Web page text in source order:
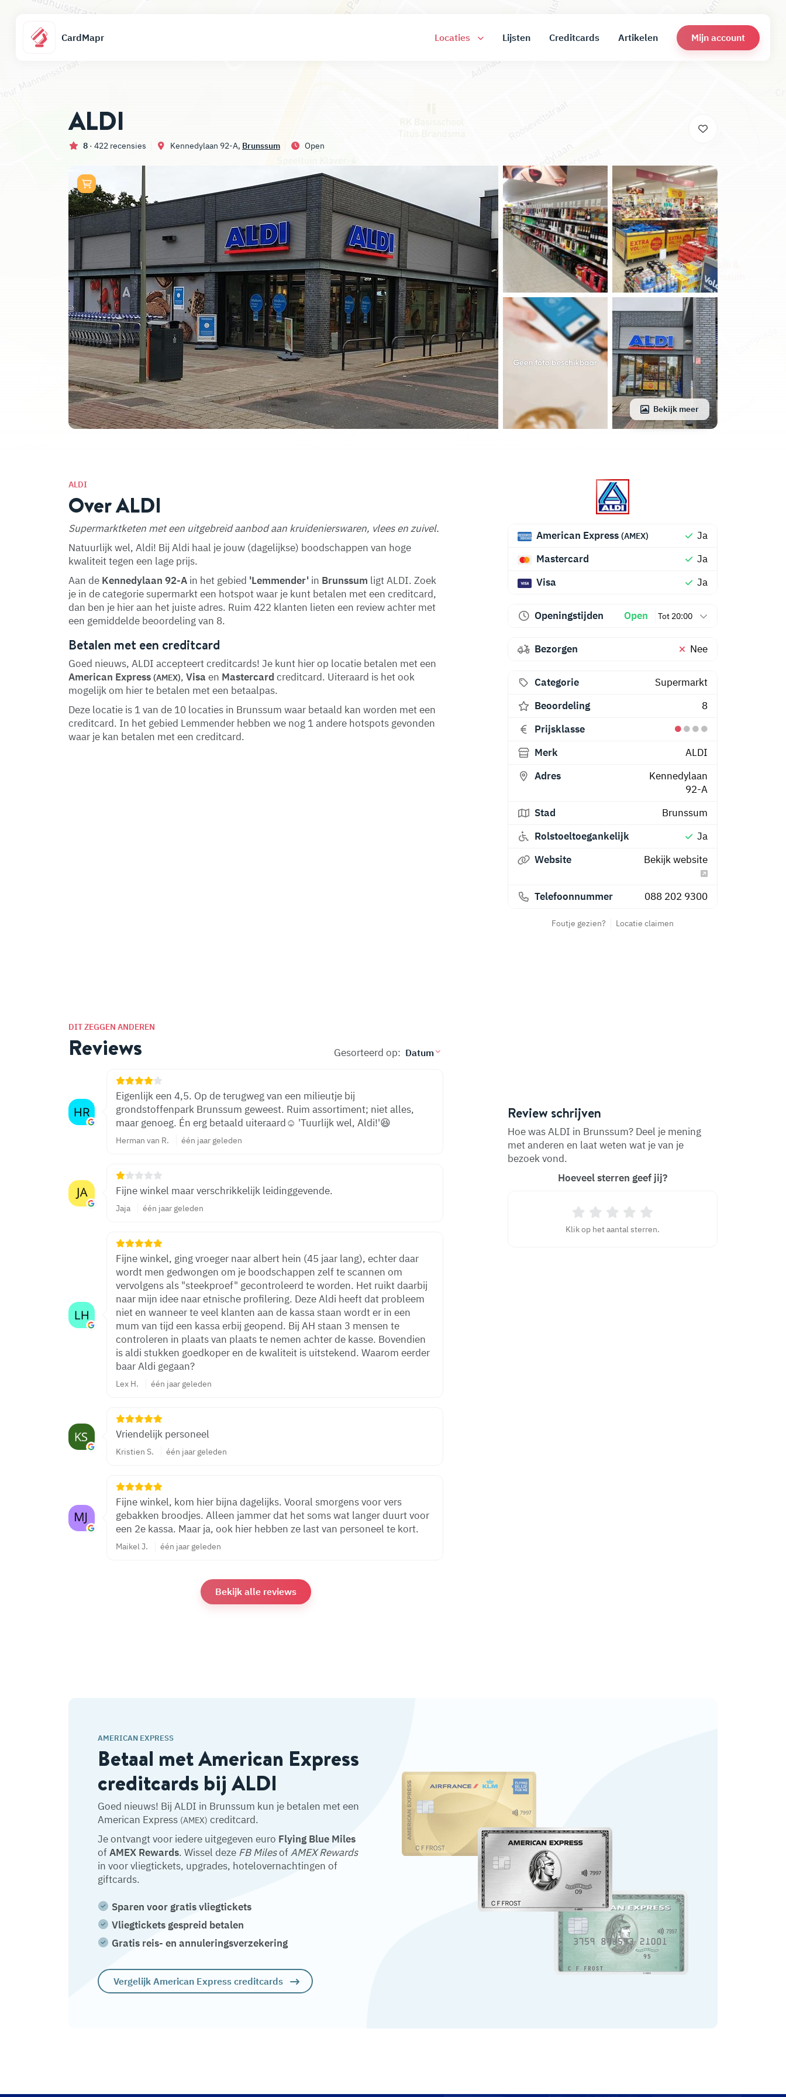
CardMapr Locaties Lijsten Creditcards Artikelen Mijn account
ALDI
8 · 422 recensies Kennedylaan 92-A, Brunssum Open
Bekijk meer
ALDI
Over ALDI
Supermarktketen met een uitgebreid aanbod aan kruidenierswaren, vlees en zuivel.
Natuurlijk wel, Aldi! Bij Aldi haal je jouw (dagelijkse) boodschappen van hoge
kwaliteit tegen een lage prijs.
Aan de Kennedylaan 92-A in het gebied 'Lemmender' in Brunssum ligt ALDI. Zoek
je in de categorie supermarkt een hotspot waar je kunt betalen met een creditcard,
dan ben je hier aan het juiste adres. Ruim 422 klanten lieten een review achter met
een gemiddelde beoordeling van 8.
Betalen met een creditcard
Goed nieuws, ALDI accepteert creditcards! Je kunt hier op locatie betalen met een
American Express (AMEX), Visa en Mastercard creditcard. Uiteraard is het ook
mogelijk om hier te betalen met een betaalpas.
Deze locatie is 1 van de 10 locaties in Brunssum waar betaald kan worden met een
creditcard. In het gebied Lemmender hebben we nog 1 andere hotspots gevonden
waar je kan betalen met een creditcard.
American Express (AMEX)
Ja
Mastercard
Ja
Visa
Ja
Openingstijden Open Tot 20:00
Bezorgen Nee
Categorie
Supermarkt
Beoordeling
8
Prijsklasse
Merk
ALDI
Adres
Kennedylaan
92-A
Stad
Brunssum
Rolstoeltoegankelijk
Ja
Website
Bekijk website
Telefoonnummer 088 202 9300
Foutje gezien? Locatie claimen
DIT ZEGGEN ANDEREN
Reviews Gesorteerd op:
Eigenlijk een 4,5. Op de terugweg van een milieutje bij
grondstoffenpark Brunssum geweest. Ruim assortiment; niet alles,
maar genoeg. Én erg betaald uiteraard☺️ 'Tuurlijk wel, Aldi!'😆
Herman van R. één jaar geleden
Fijne winkel maar verschrikkelijk leidinggevende.
Jaja één jaar geleden
Fijne winkel, ging vroeger naar albert hein (45 jaar lang), echter daar
wordt men gedwongen om je boodschappen zelf te scannen om
vervolgens als "steekproef" gecontroleerd te worden. Het ruikt daarbij
naar mijn idee naar etnische profilering. Deze Aldi heeft dat probleem
niet en wanneer te veel klanten aan de kassa staan wordt er in een
mum van tijd een kassa erbij geopend. Bij AH staan 3 mensen te
controleren in plaats van plaats te nemen achter de kasse. Bovendien
is aldi stukken goedkoper en de kwaliteit is uitstekend. Waarom eerder
baar Aldi gegaan?
Lex H. één jaar geleden
Vriendelijk personeel
Kristien S. één jaar geleden
Fijne winkel, kom hier bijna dagelijks. Vooral smorgens voor vers
gebakken broodjes. Alleen jammer dat het soms wat langer duurt voor
een 2e kassa. Maar ja, ook hier hebben ze last van personeel te kort.
Maikel J. één jaar geleden
Bekijk alle reviews
Review schrijven
Hoe was ALDI in Brunssum? Deel je mening
met anderen en laat weten wat je van je
bezoek vond.
Hoeveel sterren geef jij?
Klik op het aantal sterren.
AMERICAN EXPRESS
Betaal met American Express
creditcards bij ALDI
Goed nieuws! Bij ALDI in Brunssum kun je betalen met een
American Express (AMEX) creditcard.
Je ontvangt voor iedere uitgegeven euro Flying Blue Miles
ofAMEX Rewards. Wissel deze FB MilesofAMEX Rewards
in voor vliegtickets, upgrades, hotelovernachtingen of
giftcards.
Sparen voor gratis vliegtickets
Vliegtickets gespreid betalen
Gratis reis- en annuleringsverzekering
Vergelijk American Express creditcards